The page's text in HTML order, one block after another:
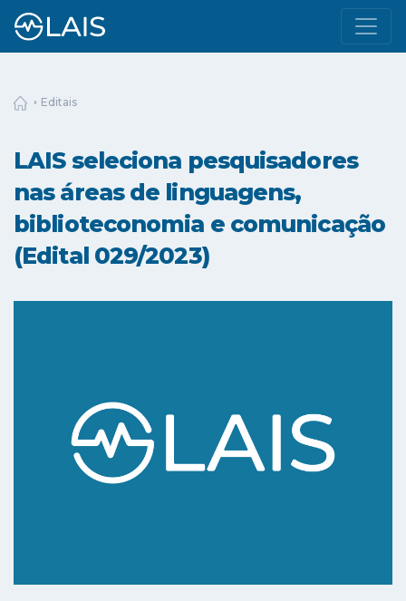
Editais
LAIS seleciona pesquisadores
nas áreas de linguagens,
biblioteconomia e comunicação
(Edital 029/2023)